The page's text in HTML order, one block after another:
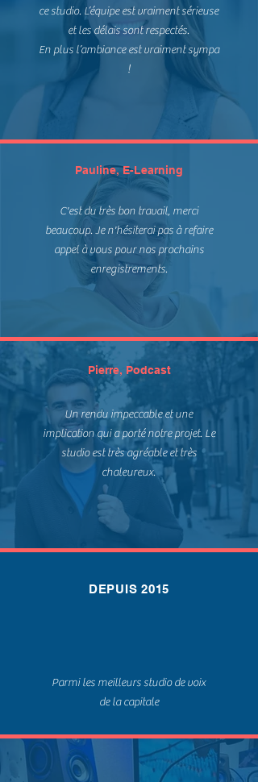
ce studio. L’équipe est vraiment sérieuse
et les délais sont respectés.
En plus l’ambiance est vraiment sympa
!
Pauline, E-Learning
C'est du très bon travail, merci
beaucoup. Je n'hésiterai pas à refaire
appel à vous pour nos prochains
enregistrements.
Pierre, Podcast
Un rendu impeccable et une
implication qui a porté notre projet. Le
studio est très agréable et très
chaleureux.
DEPUIS 2015
Parmi les meilleurs studio de voix
de la capitale